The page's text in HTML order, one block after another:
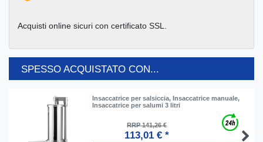
Acquisti online sicuri con certificato SSL.
SPESSO ACQUISTATO CON...
Insaccatrice per salsiccia, Insaccatrice manuale,
Insaccatrice per salumi 3 litri
RRP 141,26 €
113,01 € *